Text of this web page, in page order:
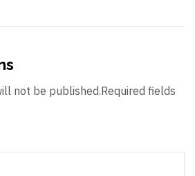
not be published.Required fields